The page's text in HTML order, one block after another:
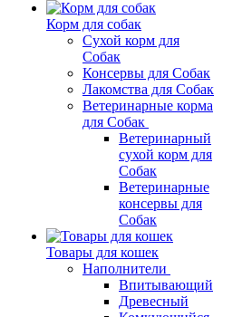
Корм для собак
Сухой корм для
Собак
Консервы для Собак
Лакомства для Собак
Ветеринарные корма
для Собак
Ветеринарный
сухой корм для
Собак
Ветеринарные
консервы для
Собак
Товары для кошек
Наполнители
Впитывающий
Древесный